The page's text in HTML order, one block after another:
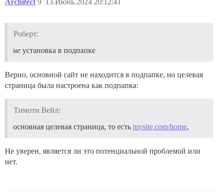
Роберт:
не установка в подпапке
Верно, основной сайт не находится в подпапке, но целевая
страница была настроена как подпапка:
Тимоти Вейл:
основная целевая страница, то есть mysite.com/home,
Не уверен, является ли это потенциальной проблемой или
нет.